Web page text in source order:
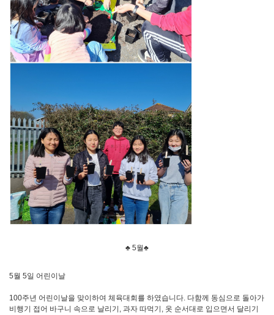
♣ 5월♣
5월 5일 어린이날
100주년 어린이날을 맞이하여 체육대회를 하였습니다. 다함께 동심으로 돌아가
비행기 접어 바구니 속으로 날리기, 과자 따먹기, 옷 순서대로 입으면서 달리기